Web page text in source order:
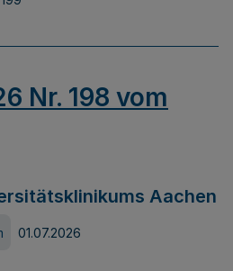
Nr. 198 vom
Aachen
01.07.2026